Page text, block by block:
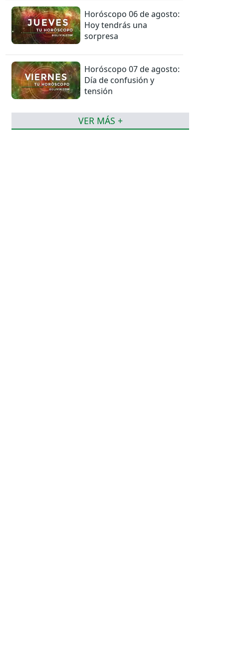
Horóscopo 06 de agosto:
Hoy tendrás una
sorpresa
Horóscopo 07 de agosto:
Día de confusión y
tensión
VER MÁS +